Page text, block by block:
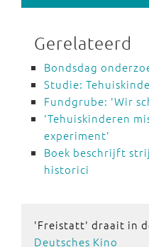
Gerelateerd
Bondsdag
Studie:
Fundgrube: 'Wir
'Tehuiskinderen
experiment'
Boek beschrijft
historici
'Freistatt' draait in
Deutsches Kino